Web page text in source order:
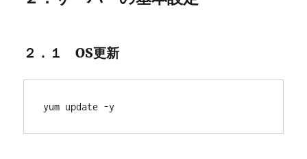
２．１ OS更新
yum update -y